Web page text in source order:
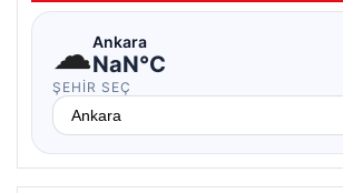
☁Ankara
NaN°C
ŞEHIR SEÇ